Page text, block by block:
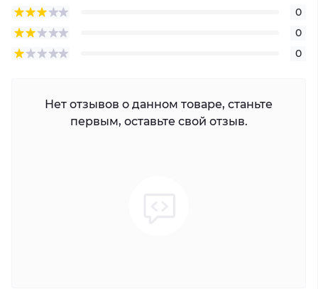
0
0
0
Нет отзывов о данном товаре, станьте
первым, оставьте свой отзыв.